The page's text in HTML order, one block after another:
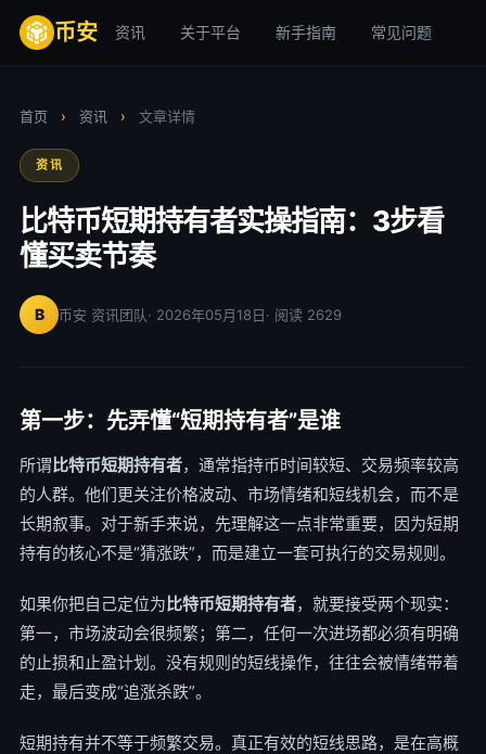
币安 资讯 关于平台 新手指南 常见问题
首页 › 资讯 › 文章详情
资讯
比特币短期持有者实操指南：3步看
懂买卖节奏
B 币安 资讯团队· 2026年05月18日· 阅读 2629
第一步：先弄懂“短期持有者”是谁
所谓比特币短期持有者，通常指持币时间较短、交易频率较高
的人群。他们更关注价格波动、市场情绪和短线机会，而不是
长期叙事。对于新手来说，先理解这一点非常重要，因为短期
持有的核心不是“猜涨跌”，而是建立一套可执行的交易规则。
如果你把自己定位为比特币短期持有者，就要接受两个现实：
第一，市场波动会很频繁；第二，任何一次进场都必须有明确
的止损和止盈计划。没有规则的短线操作，往往会被情绪带着
走，最后变成“追涨杀跌”。
短期持有并不等于频繁交易。真正有效的短线思路，是在高概